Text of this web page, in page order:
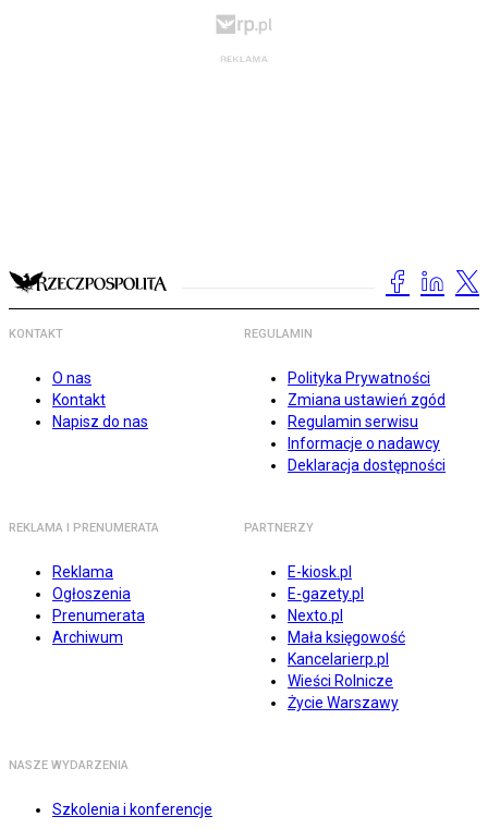
KONTAKT
O nas
Kontakt
Napisz do nas
REGULAMIN
Polityka Prywatności
Zmiana ustawień zgód
Regulamin serwisu
Informacje o nadawcy
Deklaracja dostępności
REKLAMA I PRENUMERATA
Reklama
Ogłoszenia
Prenumerata
Archiwum
PARTNERZY
E-kiosk.pl
E-gazety.pl
Nexto.pl
Mała księgowość
Kancelarierp.pl
Wieści Rolnicze
Życie Warszawy
NASZE WYDARZENIA
Szkolenia i konferencje